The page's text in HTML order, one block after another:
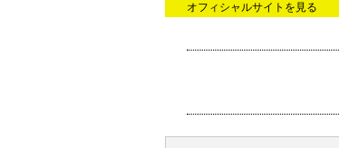
オフィシャルサイトを見る